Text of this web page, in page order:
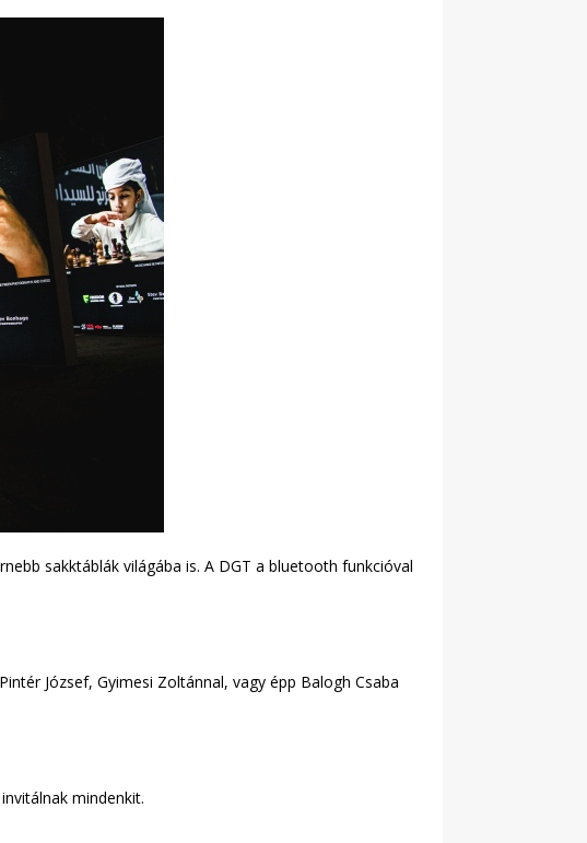
sakktáblák világába is. A DGT a bluetooth funkcióval
József, Gyimesi Zoltánnal, vagy épp Balogh Csaba
mindenkit.